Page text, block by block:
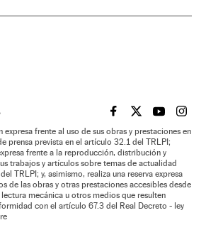
EL PAÍS BRASIL EN
EL PAÍSEL PAÍS
EL
expresa frente al uso de sus obras y prestaciones en
prensa prevista en el artículo 32.1 del TRLPI;
frente a la reproducción, distribución y
trabajos y artículos sobre temas de actualidad
TRLPI; y, asimismo, realiza una reserva expresa
de las obras y otras prestaciones accesibles desde
mecánica u otros medios que resulten
con el artículo 67.3 del Real Decreto - ley